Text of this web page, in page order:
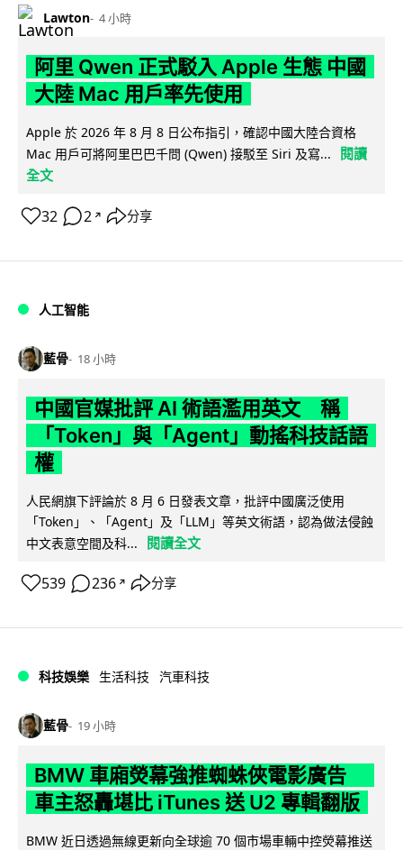
Lawton 4 小時
阿里 Qwen 正式駁入 Apple 生態 中國
大陸 Mac 用戶率先使用
Apple 於 2026 年 8 月 8 日公布指引，確認中國大陸合資格
Mac 用戶可將阿里巴巴千問 (Qwen) 接駁至 Siri 及寫...
閱讀
全文
32 2 ↗ 分享
人工智能
藍骨 18 小時
中國官媒批評 AI 術語濫用英文 稱
「Token」與「Agent」動搖科技話語
權
人民網旗下評論於 8 月 6 日發表文章，批評中國廣泛使用
「Token」、「Agent」及「LLM」等英文術語，認為做法侵蝕
中文表意空間及科...
閱讀全文
539 236 ↗ 分享
科技娛樂 生活科技 汽車科技
藍骨 19 小時
BMW 車廂熒幕強推蜘蛛俠電影廣告
車主怒轟堪比 iTunes 送 U2 專輯翻版
BMW 近日透過無線更新向全球逾 70 個市場車輛中控熒幕推送